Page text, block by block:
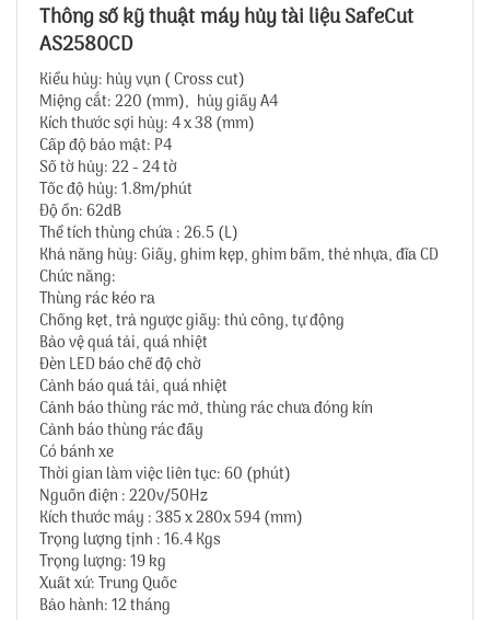
Thông số kỹ thuật máy hủy tài liệu SafeCut
AS2580CD
Kiểu hủy: hủy vụn ( Cross cut)
Miệng cắt: 220 (mm), hủy giấy A4
Kích thước sợi hủy: 4 x 38 (mm)
Cấp độ bảo mật: P4
Số tờ hủy: 22 - 24 tờ
Tốc độ hủy: 1.8m/phút
Độ ổn: 62dB
Thể tích thùng chứa : 26.5 (L)
Khả năng hủy: Giấy, ghim kẹp, ghim bấm, thẻ nhựa, đĩa CD
Chức năng:
Thùng rác kéo ra
Chống kẹt, trả ngược giấy: thủ công, tự động
Bảo vệ quá tải, quá nhiệt
Đèn LED báo chế độ chờ
Cảnh báo quá tải, quá nhiệt
Cảnh báo thùng rác mở, thùng rác chưa đóng kín
Cảnh báo thùng rác đầy
Có bánh xe
Thời gian làm việc liên tục: 60 (phút)
Nguồn điện : 220v/50Hz
Kích thước máy : 385 x 280x 594 (mm)
Trọng lượng tịnh : 16.4 Kgs
Trọng lượng: 19 kg
Xuất xứ: Trung Quốc
Bảo hành: 12 tháng